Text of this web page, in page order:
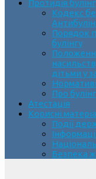
Протидія
Кодекс
Порядок
булінгу
дітьми у
Про
Атестація
Корисні
Події
Безпека